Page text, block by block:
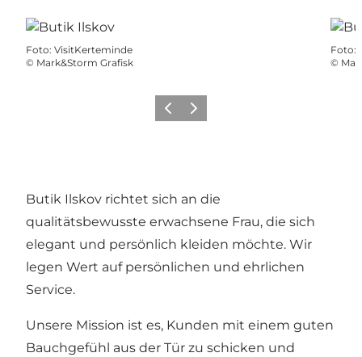
Foto: VisitKerteminde
© Mark&Storm Grafisk
Foto:
©
ZurückWeiter
Butik Ilskov richtet sich an die
qualitätsbewusste erwachsene Frau, die sich
elegant und persönlich kleiden möchte. Wir
legen Wert auf persönlichen und ehrlichen
Service.
Unsere Mission ist es, Kunden mit einem guten
Bauchgefühl aus der Tür zu schicken und